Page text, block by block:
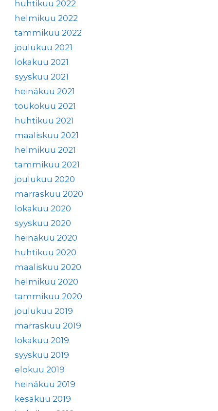
huhtikuu 2022
helmikuu 2022
tammikuu 2022
joulukuu 2021
lokakuu 2021
syyskuu 2021
heinäkuu 2021
toukokuu 2021
huhtikuu 2021
maaliskuu 2021
helmikuu 2021
tammikuu 2021
joulukuu 2020
marraskuu 2020
lokakuu 2020
syyskuu 2020
heinäkuu 2020
huhtikuu 2020
maaliskuu 2020
helmikuu 2020
tammikuu 2020
joulukuu 2019
marraskuu 2019
lokakuu 2019
syyskuu 2019
elokuu 2019
heinäkuu 2019
kesäkuu 2019